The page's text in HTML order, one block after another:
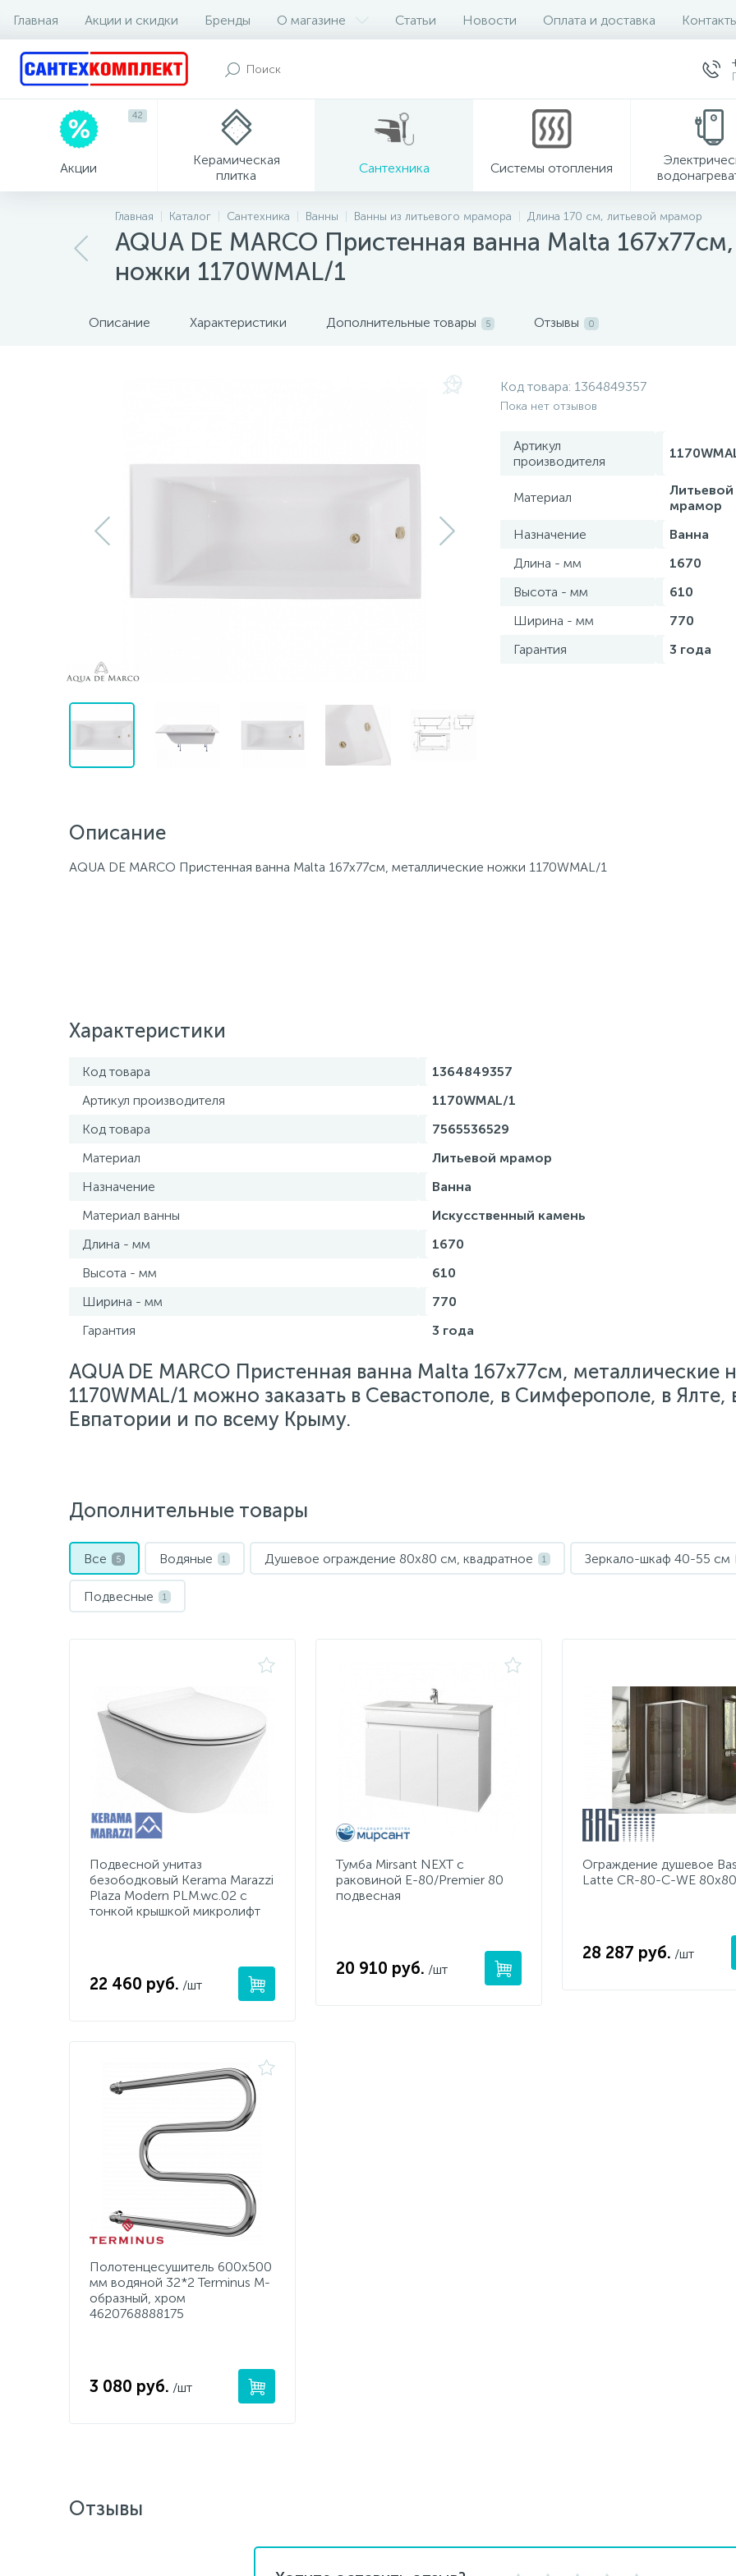
Главная Акции и скидки Бренды О магазине Статьи Новости Оплата и доставка
Акции
42
Керамическая
плитка
Сантехника Системы отопления
Главная Каталог Сантехника Ванны Ванны из литьевого мрамора Длина 170 см, литьевой мрамор
AQUA DE MARCO Пристенная ванна Malta
ножки 1170WMAL/1
Описание Характеристики Дополнительные товары 5 Отзывы 0
Код товара: 1364849357
Пока нет отзывов
Артикул
производителя
Материал
Литьевой
мрамор
Назначение
Ванна
Длина - мм
1670
Высота - мм
610
Ширина - мм
770
Гарантия
3 года
Описание
AQUA DE MARCO Пристенная ванна Malta 167x77см, металлические ножки 1170WMAL/1
Характеристики
Код товара
1364849357
Артикул производителя
1170WMAL/1
Код товара
7565536529
Материал
Литьевой мрамор
Назначение
Ванна
Материал ванны
Искусственный камень
Длина - мм
1670
Высота - мм
610
Ширина - мм
770
Гарантия
3 года
AQUA DE MARCO Пристенная ванна Malta 167x77см, металлические
1170WMAL/1 можно заказать в Севастополе, в Симферополе, в Ялте,
Евпатории и по всему Крыму.
Дополнительные товары
Все 5 Водяные 1 Душевое ограждение 80х80 см, квадратное 1 Зеркало-шкаф 40-55 см
Подвесные 1
Подвесной унитаз
безободковый Kerama Marazzi
Plaza Modern PLM.wc.02 с
тонкой крышкой микролифт
22 460 руб. /шт
Тумба Mirsant NEXT с
раковиной E-80/Premier 80
подвесная
20 910 руб. /шт
Ограждение душевое Bas
Latte CR-80-C-WE
28 287 руб. /шт
Полотенцесушитель 600х500
мм водяной 32*2 Terminus М-
образный, хром
4620768888175
3 080 руб. /шт
Отзывы